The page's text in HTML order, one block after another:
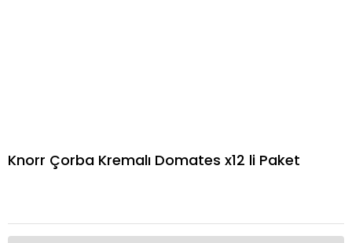
Knorr Çorba Kremalı Domates x12 li Paket